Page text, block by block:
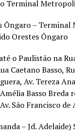
Terminal
Ôngaro –
Orestes Ôngaro
o Paulistão na
Caetano Basso,
Av. Tereza
Amélia Basso Breda
São Francisco de
– Jd.